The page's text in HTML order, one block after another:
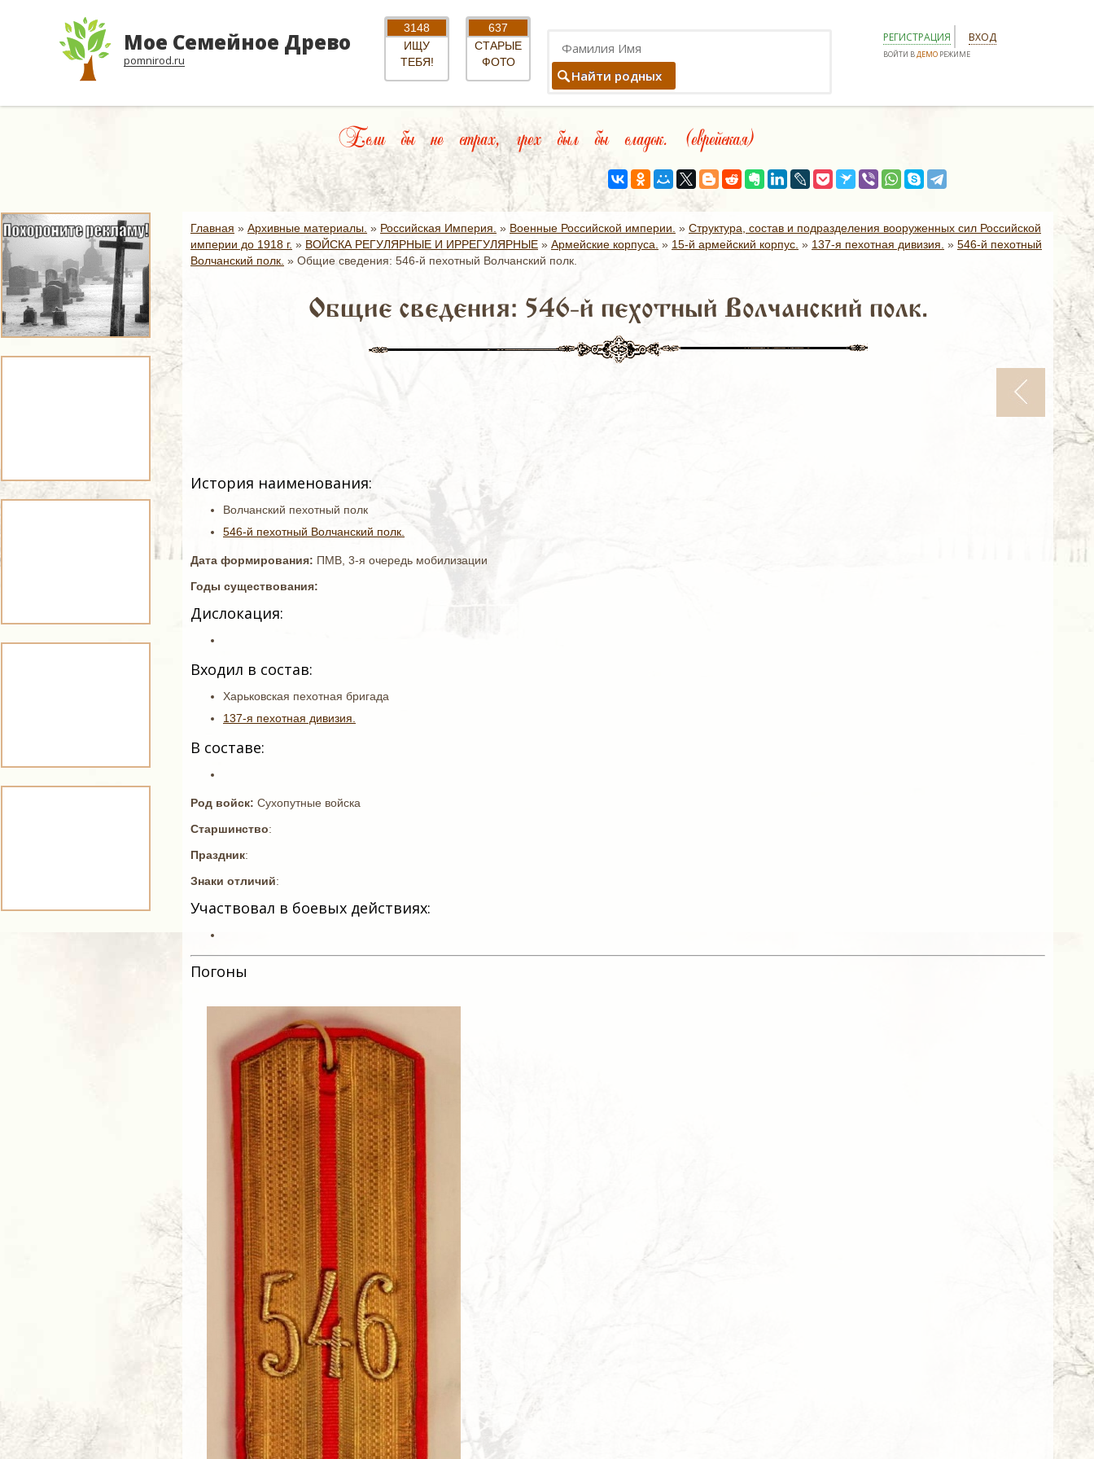
Мое Семейное Древо
pomnirod.ru
3148
ИЩУ
ТЕБЯ!
637
СТАРЫЕ
ФОТО
Найти родных
РЕГИСТРАЦИЯ ВХОД
ВОЙТИ ВДЕМО РЕЖИМЕ
Если бы не страх, грех был бы сладок. (еврейская)
Главная » Архивные материалы. » Российская Империя. » Военные Российской империи. » Структура, состав и подразделения вооруженных сил Российской
империи до 1918 г. » ВОЙСКА РЕГУЛЯРНЫЕ И ИРРЕГУЛЯРНЫЕ » Армейские корпуса. » 15-й армейский корпус. » 137-я пехотная дивизия. » 546-й пехотный
Волчанский полк. » Общие сведения: 546-й пехотный Волчанский полк.
Общие сведения: 546-й пехотный Волчанский полк.
История наименования:
Волчанский пехотный полк
546-й пехотный Волчанский полк.
Дата формирования: ПМВ, 3-я очередь мобилизации
Годы существования:
Дислокация:
Входил в состав:
Харьковская пехотная бригада
137-я пехотная дивизия.
В составе:
Род войск: Сухопутные войска
Старшинство:
Праздник:
Знаки отличий:
Участвовал в боевых действиях:
Погоны